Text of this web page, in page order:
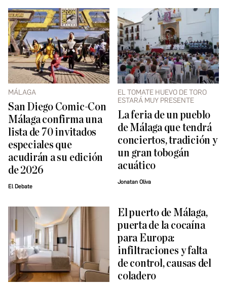
MÁLAGA
San Diego Comic-Con
Málaga confirma una
lista de 70 invitados
especiales que
acudirán a su edición
de 2026
El Debate
EL TOMATE HUEVO DE TORO
ESTARÁ MUY PRESENTE
La feria de un pueblo
de Málaga que tendrá
conciertos, tradición y
un gran tobogán
acuático
Jonatan Oliva
El puerto de Málaga,
puerta de la cocaína
para Europa:
infiltraciones y falta
de control, causas del
coladero